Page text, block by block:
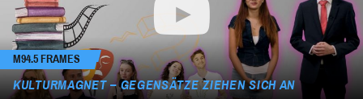
M94.5 FRAMES
KULTURMAGNET – GEGENSÄTZE ZIEHEN SICH AN